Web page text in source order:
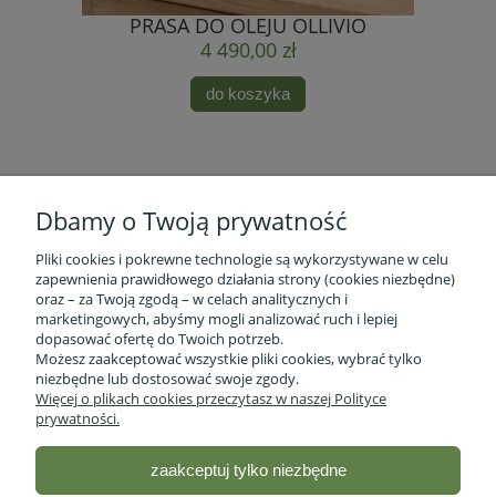
PRASA DO OLEJU OLLIVIO
4 490,00 zł
do koszyka
Informacje o firmie
Obsługa klienta
Moje konto
Dbamy o Twoją prywatność
Pliki cookies i pokrewne technologie są wykorzystywane w celu
zapewnienia prawidłowego działania strony (cookies niezbędne)
oraz – za Twoją zgodą – w celach analitycznych i
marketingowych, abyśmy mogli analizować ruch i lepiej
dopasować ofertę do Twoich potrzeb.
Możesz zaakceptować wszystkie pliki cookies, wybrać tylko
niezbędne lub dostosować swoje zgody.
Więcej o plikach cookies przeczytasz w naszej Polityce
prywatności.
zaakceptuj tylko niezbędne